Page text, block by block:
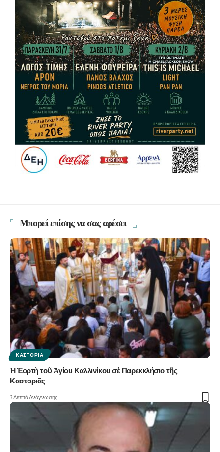
Μπορεί επίσης να σας αρέσει
ΚΑΣΤΟΡΙΆ
Ἡ Ἑορτὴ τοῦ Ἁγίου Καλλινίκου σὲ Παρεκκλήσιο τῆς
Καστοριᾶς
3 Λεπτά Ανάγνωσης